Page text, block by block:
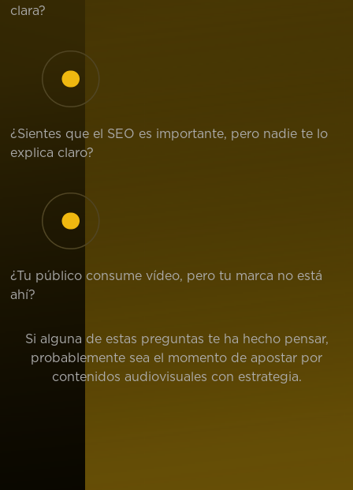
clara?
¿Sientes que el SEO es importante, pero nadie te lo
explica claro?
¿Tu público consume vídeo, pero tu marca no está
ahí?
Si alguna de estas preguntas te ha hecho pensar,
probablemente sea el momento de apostar por
contenidos audiovisuales con estrategia.